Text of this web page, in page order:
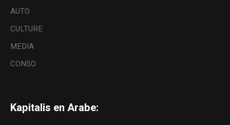
AUTO
CULTURE
MEDIA
CONSO
Kapitalis en Arabe: